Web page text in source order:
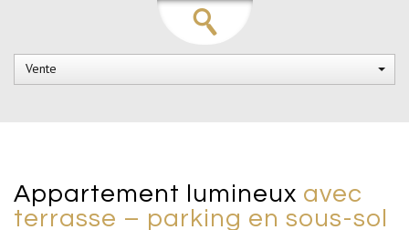
Vente
appartement lumineux avec
terrasse – parking en sous-sol